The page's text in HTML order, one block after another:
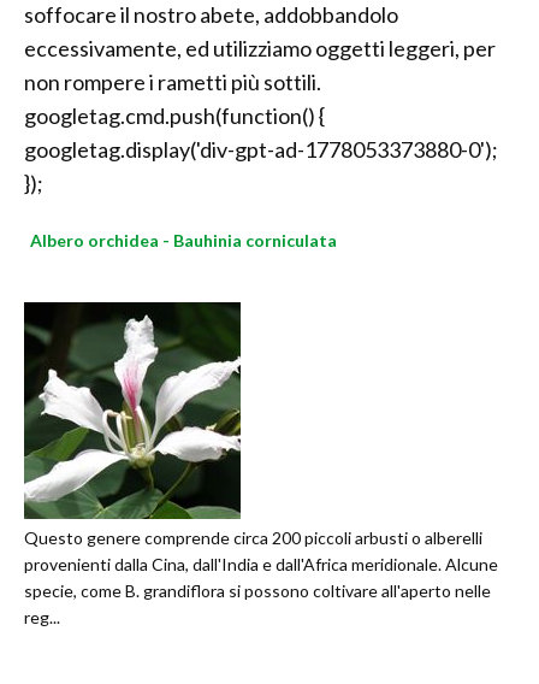
soffocare il nostro abete, addobbandolo
eccessivamente, ed utilizziamo oggetti leggeri, per
non rompere i rametti più sottili.
googletag.cmd.push(function() {
googletag.display('div-gpt-ad-1778053373880-0');
});
Albero orchidea - Bauhinia corniculata
Questo genere comprende circa 200 piccoli arbusti o alberelli
provenienti dalla Cina, dall'India e dall'Africa meridionale. Alcune
specie, come B. grandiflora si possono coltivare all'aperto nelle
reg...